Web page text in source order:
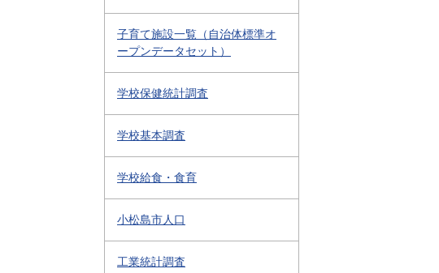
子育て施設一覧（自治体標準オ
ープンデータセット）
学校保健統計調査
学校基本調査
学校給食・食育
小松島市人口
工業統計調査